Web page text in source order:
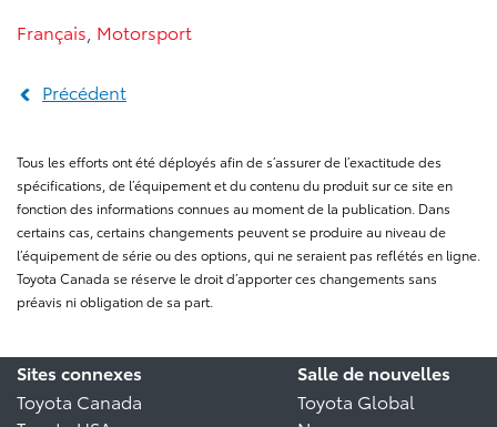
Français Motorsport
Précédent
Tous les efforts ont été déployés afin de s’assurer de l’exactitude des
spécifications, de l’équipement et du contenu du produit sur ce site en
fonction des informations connues au moment de la publication. Dans
certains cas, certains changements peuvent se produire au niveau de
l’équipement de série ou des options, qui ne seraient pas reflétés en ligne.
Toyota Canada se réserve le droit d’apporter ces changements sans
préavis ni obligation de sa part.
Sites connexes
Toyota Canada
Salle de nouvelles
Toyota Global